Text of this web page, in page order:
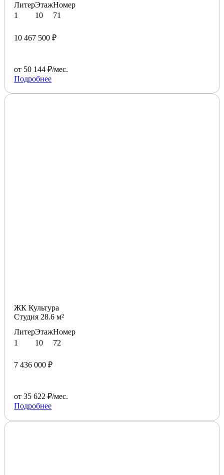
Литер
1
Этаж
10
Номер
71
10 467 500 ₽
от 50 144 ₽/мес.
Подробнее
ЖК Культура
Студия 28.6 м²
Литер
1
Этаж
10
Номер
72
7 436 000 ₽
от 35 622 ₽/мес.
Подробнее